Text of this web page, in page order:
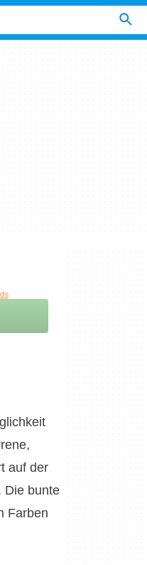
auf der
Die bunte
Farben